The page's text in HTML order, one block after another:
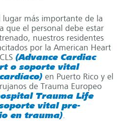
lugar más importante de la
que el personal debe estar
nuestros residentes
por la American Heart
(Advance Cardiac
o soporte vital
en Puerto Rico y el
de Trauma Europeo
Trauma Life
vital pre-
en trauma).